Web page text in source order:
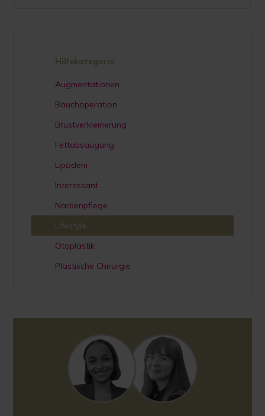
Hilfekategorie
Augmentationen
Bauchoperation
Brustverkleinerung
Fettabsaugung
Lipödem
Interessant
Narbenpflege
Lifestyle
Otoplastik
Plastische Chirurgie